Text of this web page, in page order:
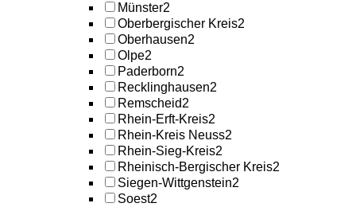
Münster2
Oberbergischer Kreis2
Oberhausen2
Olpe2
Paderborn2
Recklinghausen2
Remscheid2
Rhein-Erft-Kreis2
Rhein-Kreis Neuss2
Rhein-Sieg-Kreis2
Rheinisch-Bergischer Kreis2
Siegen-Wittgenstein2
Soest2